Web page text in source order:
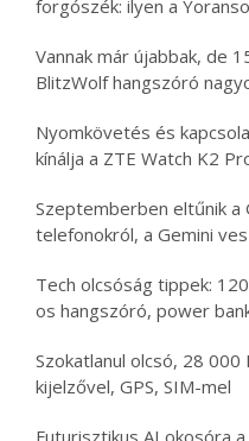
forgószék: ilyen a
Vannak már újabbak, de
BlitzWolf hangszóró
Nyomkövetés és
kínálja a ZTE Watch K2
Szeptemberben eltűnik a
telefonokról, a Gemini
Tech olcsóság tippek:
os hangszóró, power
Szokatlanul olcsó, 28
kijelzővel, GPS, SIM-mel